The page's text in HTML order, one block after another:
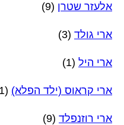
אלעזר שטרן (9)
ארי גולד (3)
ארי היל (1)
ארי קראוס (ילד הפלא) (1)
ארי רוזנפלד (9)